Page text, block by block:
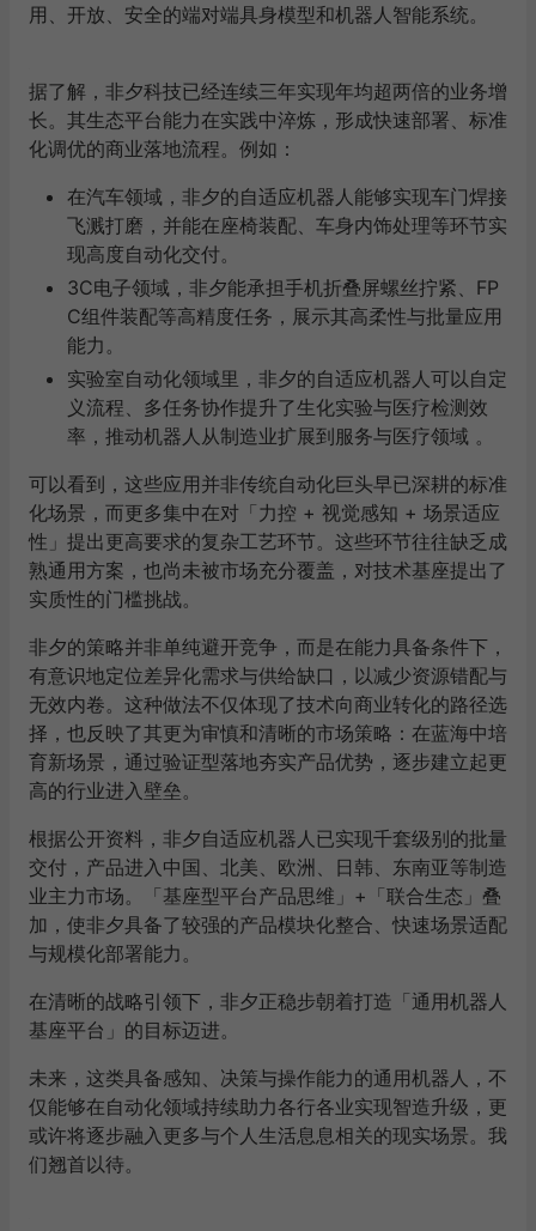
用、开放、安全的端对端具身模型和机器人智能系统。
据了解，非夕科技已经连续三年实现年均超两倍的业务增
长。其生态平台能力在实践中淬炼，形成快速部署、标准
化调优的商业落地流程。例如：
在汽车领域，非夕的自适应机器人能够实现车门焊接
飞溅打磨，并能在座椅装配、车身内饰处理等环节实
现高度自动化交付。
3C电子领域，非夕能承担手机折叠屏螺丝拧紧、FP
C组件装配等高精度任务，展示其高柔性与批量应用
能力。
实验室自动化领域里，非夕的自适应机器人可以自定
义流程、多任务协作提升了生化实验与医疗检测效
率，推动机器人从制造业扩展到服务与医疗领域 。
可以看到，这些应用并非传统自动化巨头早已深耕的标准
化场景，而更多集中在对「力控 + 视觉感知 + 场景适应
性」提出更高要求的复杂工艺环节。这些环节往往缺乏成
熟通用方案，也尚未被市场充分覆盖，对技术基座提出了
实质性的门槛挑战。
非夕的策略并非单纯避开竞争，而是在能力具备条件下，
有意识地定位差异化需求与供给缺口，以减少资源错配与
无效内卷。这种做法不仅体现了技术向商业转化的路径选
择，也反映了其更为审慎和清晰的市场策略：在蓝海中培
育新场景，通过验证型落地夯实产品优势，逐步建立起更
高的行业进入壁垒。
根据公开资料，非夕自适应机器人已实现千套级别的批量
交付，产品进入中国、北美、欧洲、日韩、东南亚等制造
业主力市场。「基座型平台产品思维」+「联合生态」叠
加，使非夕具备了较强的产品模块化整合、快速场景适配
与规模化部署能力。
在清晰的战略引领下，非夕正稳步朝着打造「通用机器人
基座平台」的目标迈进。
未来，这类具备感知、决策与操作能力的通用机器人，不
仅能够在自动化领域持续助力各行各业实现智造升级，更
或许将逐步融入更多与个人生活息息相关的现实场景。我
们翘首以待。